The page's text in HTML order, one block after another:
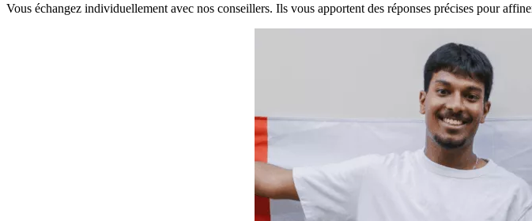
Vous échangez individuellement avec nos conseillers. Ils vous apportent des réponses précises pour